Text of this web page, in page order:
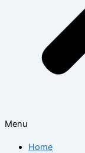
Menu
Home